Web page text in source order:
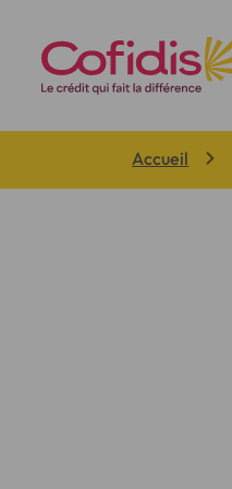
Vous êtes ici:
Accueil